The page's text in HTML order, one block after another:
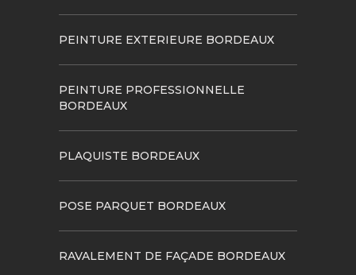
PEINTURE EXTERIEURE BORDEAUX
PEINTURE PROFESSIONNELLE
BORDEAUX
PLAQUISTE BORDEAUX
POSE PARQUET BORDEAUX
RAVALEMENT DE FAÇADE BORDEAUX